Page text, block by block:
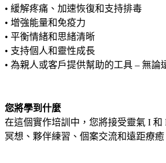
• 緩解疼痛、加速恢復和支持排毒
• 增強能量和免疫力
• 平衡情緒和思緒清晰
• 支持個人和靈性成長
• 為親人或客戶提供幫助的工具 – 無論
您將學到什麼
在這個實作培訓中，您將接受靈氣 I
冥想、夥伴練習、個案交流和遠距療癒